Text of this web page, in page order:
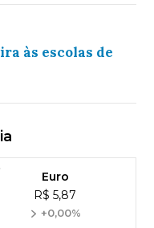
às escolas de
Euro
R$ 5,87
+0,00%